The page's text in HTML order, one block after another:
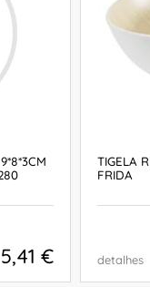
5,41 €
TIGELA
FRIDA
detalhes